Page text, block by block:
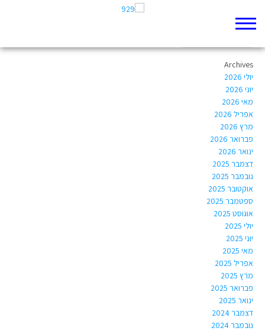
ggilischifter@gmail.com
Archives
יולי 2026
יוני 2026
מאי 2026
אפריל 2026
מרץ 2026
פברואר 2026
ינואר 2026
דצמבר 2025
נובמבר 2025
אוקטובר 2025
ספטמבר 2025
אוגוסט 2025
יולי 2025
יוני 2025
מאי 2025
אפריל 2025
מרץ 2025
פברואר 2025
ינואר 2025
דצמבר 2024
נובמבר 2024